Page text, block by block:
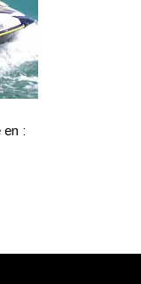
en :